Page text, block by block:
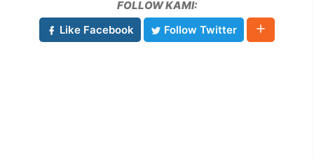
FOLLOW KAMI:
Like Facebook
Follow Twitter